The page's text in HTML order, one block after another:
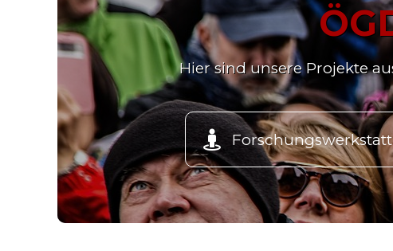
Hier sind unsere Projekte
 Forschungswerkstatt